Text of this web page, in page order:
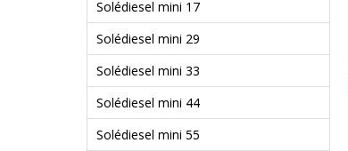
Solédiesel mini 17
Solédiesel mini 29
Solédiesel mini 33
Solédiesel mini 44
Solédiesel mini 55